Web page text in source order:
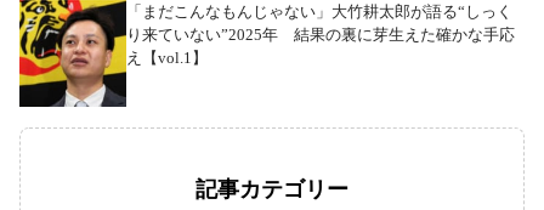
「まだこんなもんじゃない」大竹耕太郎が語る“しっく
り来ていない”2025年 結果の裏に芽生えた確かな手応
え【vol.1】
記事カテゴリー